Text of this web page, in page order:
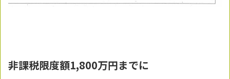
非課税限度額1,800万円までに